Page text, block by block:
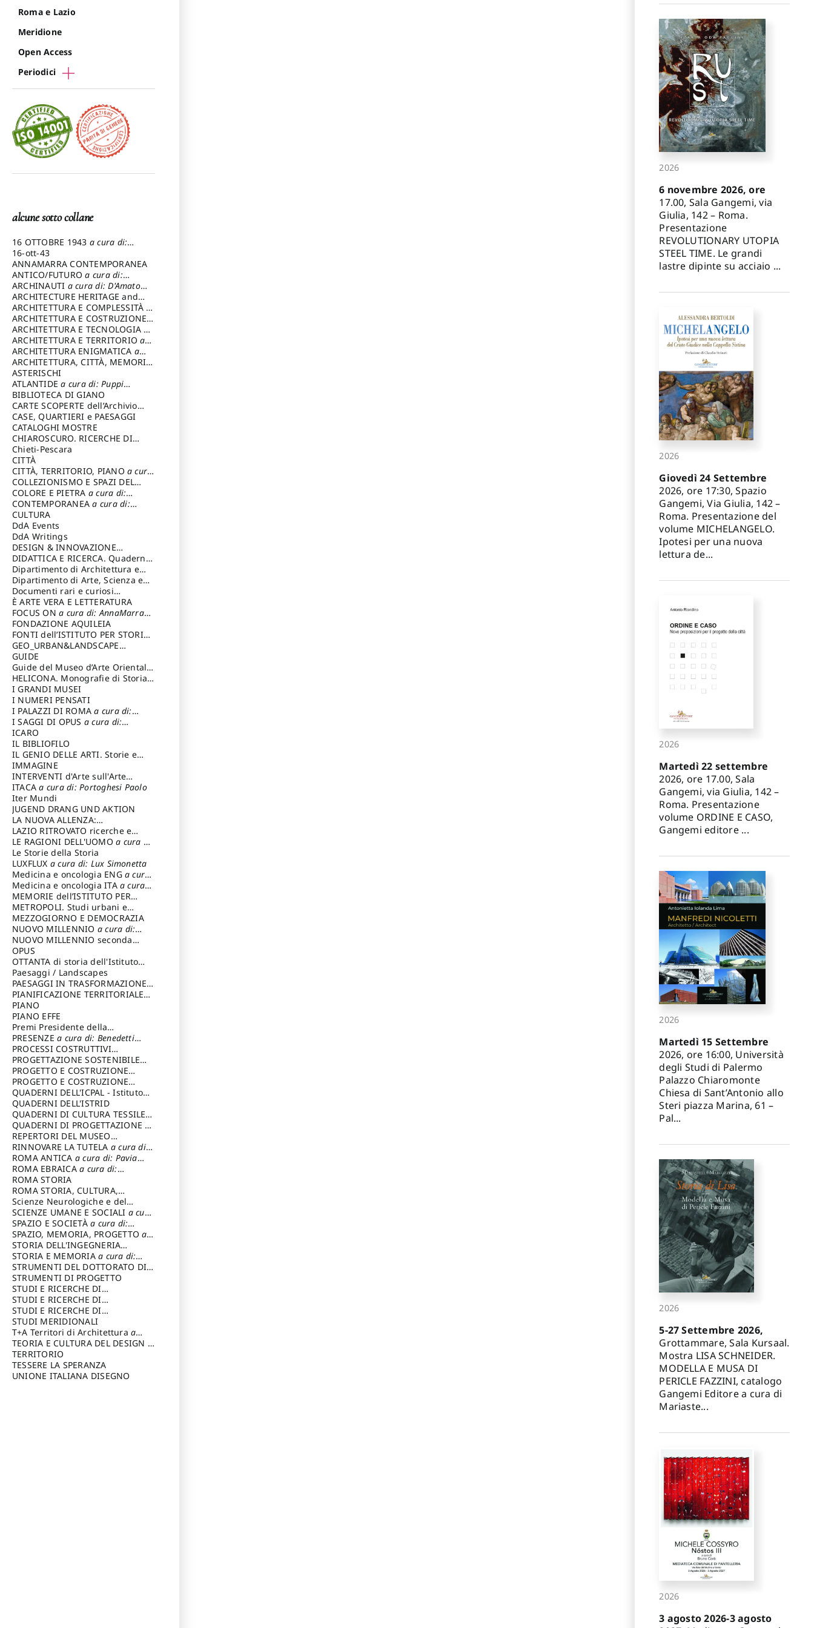
Roma e Lazio
Meridione
Open Access
Periodici
alcune sotto collane
16 OTTOBRE 1943 a cura di:
Pezzetti Marcello
16-ott-43
ANNAMARRA CONTEMPORANEA
ANTICO/FUTUROa cura di:
Varagnoli Claudio
ARCHINAUTI a cura di: D'Amato
Claudio
ARCHITECTURE HERITAGE and
DESIGN
ARCHITETTURA E COMPLESSITÀ a
cura di: Piva Antonio
ARCHITETTURA E COSTRUZIONEa
cura di: Poretti Sergio
ARCHITETTURA E TECNOLOGIA a
cura di: Carrara Gianfranco
ARCHITETTURA E TERRITORIOa
cura di: Pietrogrande Enrico
ARCHITETTURA ENIGMATICA a
cura di: Lenci Ruggero
ARCHITETTURA, CITTÀ, MEMORIA
a cura di: Valeriani Enrico
ASTERISCHI
ATLANTIDEa cura di: Puppi
Lionello
BIBLIOTECA DI GIANO
CARTE SCOPERTE dell’Archivio
Storico Capitolino
CASE, QUARTIERI e PAESAGGI
CATALOGHI MOSTRE
CHIAROSCURO. RICERCHE DI
STORIA E STORIA DELL'ARTE
cura di: Di Carpegna Falconieri
Tommaso
Chieti-Pescara
CITTÀ
CITTÀ, TERRITORIO, PIANO a cura
di: Imbesi Giuseppe
COLLEZIONISMO E SPAZI DEL
COLLEZIONISMO a cura di:
Magnani Lauro
COLORE E PIETRA a cura di:
Selvaggi Giuseppe
CONTEMPORANEAa cura di:
Gubinelli Luna
CULTURA
DdA Events
DdA Writings
DESIGN & INNOVAZIONE
TECNOLOGICAa cura di: Vallicelli
Andrea
DIDATTICA E RICERCA. Quaderni
della Scuola
Dipartimento di Architettura e
Analisi della Città Mediterranea
Dipartimento di Arte, Scienza e
Tecnica del Costuire
Documenti rari e curiosi
dall'Archivio Segreto
È ARTE VERA E LETTERATURA
FOCUS ONa cura di: AnnaMarra
Contemporanea
FONDAZIONE AQUILEIA
FONTI dell’ISTITUTO PER STORIA
DEL RISORGIMENTO
GEO_URBAN&LANDSCAPE
PLANNING (GULP)
Trusiani Elio
GUIDE
Guide del Museo d’Arte Orientale
“Giuseppe Tucci”
HELICONA. Monografie di Storia
dell'Artea cura di: Gallo Marco
I GRANDI MUSEI
I NUMERI PENSATI
I PALAZZI DI ROMAa cura di:
Ippoliti Alessandro
I SAGGI DI OPUS a cura di:
Scalesse Tommaso
ICARO
IL BIBLIOFILO
IL GENIO DELLE ARTI. Storie e
interpretazione
IMMAGINE
INTERVENTI d'Arte sull'Arte
dedicata alla cultura della
conservazione d’arte
Fondazione Paola Droghetti onlus
ITACAa cura di: Portoghesi Paolo
Iter Mundi
JUGEND DRANG UND AKTION
LA NUOVA ALLENZA:
ARCHITETTURA & AMBIENTE
LAZIO RITROVATO ricerche e
restauri
LE RAGIONI DELL'UOMOa cura di:
Lombardi Satriani Luigi
Le Storie della Storia
LUXFLUX a cura di: Lux Simonetta
Medicina e oncologia ENG a cura
di: Lopez Massimo
Medicina e oncologia ITA a cura
di: Lopez Massimo
MEMORIE dell’ISTITUTO PER
STORIA DEL RISORGIMENTO
METROPOLI. Studi urbani e
regionali
MEZZOGIORNO E DEMOCRAZIA
NUOVO MILLENNIO a cura di:
Capaldo Pellegrino
NUOVO MILLENNIO seconda
serie
Francesco
OPUS
OTTANTA di storia dell'Istituto
storia dell’Istitutoa cura di:
Cavalieri Patrizia
Paesaggi / Landscapes
PAESAGGI IN TRASFORMAZIONEa
cura di: Corti Enrico A.
PIANIFICAZIONE TERRITORIALE
URBANISTICA ED AMBIENTALE
cura di: Costa Enrico
PIANO
PIANO EFFE
Premi Presidente della
Repubblica
PRESENZEa cura di: Benedetti
Sandro
PROCESSI COSTRUTTIVI
DELL'ARCHITETTURAa cura di:
Ippoliti Alessandro
PROGETTAZIONE SOSTENIBILE
PARTECIPATA
PROGETTO E COSTRUZIONE
DELL’ARCHITETTURA
PROGETTO E COSTRUZIONE
SOSTENIBILE
QUADERNI DELL'ICPAL - Istituto
centrale per il restauro e la
conservazione del patrimonio
archivistico e librario
QUADERNI DELL'ISTRID
QUADERNI DI CULTURA TESSILEa
cura di: Crispolti Livia
QUADERNI DI PROGETTAZIONE a
cura di: Giura Longo Tommaso
REPERTORI DEL MUSEO
CENTRALE DEL RISORGIMENTOa
cura di: Pizzo Marco
RINNOVARE LA TUTELA a cura di:
Cicalò Enrico
ROMA ANTICA a cura di: Pavia
Carlo
ROMA EBRAICAa cura di:
Procaccia Claudio
ROMA STORIA
ROMA STORIA, CULTURA,
IMMAGINEa cura di: Fagiolo
Marcello
Scienze Neurologiche e del
Comportamento
SCIENZE UMANE E SOCIALI a cura
di: Iannizzi Salvatore
SPAZIO E SOCIETÀa cura di:
Cassetti Roberto
SPAZIO, MEMORIA, PROGETTOa
cura di: Rossi Massimo
STORIA DELL'INGEGNERIA
STRUTTURALE IN ITALIAa cura di:
Poretti Sergio
STORIA E MEMORIAa cura di:
Rossi Lauro
STRUMENTI DEL DOTTORATO DI
RICERCA IN RILIEVO E
RAPPRESENTAZIONE
DELL’ARCHITETTURA E
DELL’AMBIENTEa cura di: Migliari
Riccardo
STRUMENTI DI PROGETTO
STUDI E RICERCHE DI
ARCHEOLOGIA IN SICILIA
di: Pelagatti Paola
STUDI E RICERCHE DI
ARCHITETTURA del Dipartimento
di Architettura Università degli
Studi G. d' Annunzio
STUDI E RICERCHE DI
ARCHITETTURA del Dipartimento
di Architettura Università degli
Studi G. d' Annunzio, Chieti-
Pescaraa cura di: Fusero Paolo
STUDI MERIDIONALI
T+A Territori di Architetturaa
cura di: Ramazzotti Luigi
TEORIA E CULTURA DEL DESIGN a
cura di: Furlanis Giuseppe
TERRITORIO
TESSERE LA SPERANZA
UNIONE ITALIANA DISEGNO
2026
6 novembre 2026, ore
17.00, Sala Gangemi, via
Giulia, 142 – Roma.
Presentazione
REVOLUTIONARY UTOPIA
STEEL TIME. Le grandi
lastre dipinte su acciaio ...
2026
Giovedì 24 Settembre
2026, ore 17:30, Spazio
Gangemi, Via Giulia, 142 –
Roma. Presentazione del
volume MICHELANGELO.
Ipotesi per una nuova
lettura de...
2026
Martedì 22 settembre
2026, ore 17.00, Sala
Gangemi, via Giulia, 142 –
Roma. Presentazione
volume ORDINE E CASO,
Gangemi editore ...
2026
Martedì 15 Settembre
2026, ore 16:00, Università
degli Studi di Palermo
Palazzo Chiaromonte
Chiesa di Sant’Antonio allo
Steri piazza Marina, 61 –
Pal...
2026
5-27 Settembre 2026,
Grottammare, Sala Kursaal.
Mostra LISA SCHNEIDER.
MODELLA E MUSA DI
PERICLE FAZZINI, catalogo
Gangemi Editore a cura di
Mariaste...
2026
3 agosto 2026-3 agosto